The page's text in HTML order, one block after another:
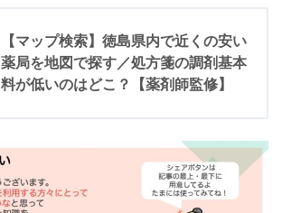
【マップ検索】徳島県内で近くの安い
薬局を地図で探す／処方箋の調剤基本
料が低いのはどこ？【薬剤師監修】